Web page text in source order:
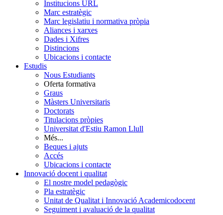
Institucions URL
Marc estratègic
Marc legislatiu i normativa pròpia
Aliances i xarxes
Dades i Xifres
Distincions
Ubicacions i contacte
Estudis
Nous Estudiants
Oferta formativa
Graus
Màsters Universitaris
Doctorats
Titulacions pròpies
Universitat d'Estiu Ramon Llull
Més...
Beques i ajuts
Accés
Ubicacions i contacte
Innovació docent i qualitat
El nostre model pedagògic
Pla estratègic
Unitat de Qualitat i Innovació Academicodocent
Seguiment i avaluació de la qualitat